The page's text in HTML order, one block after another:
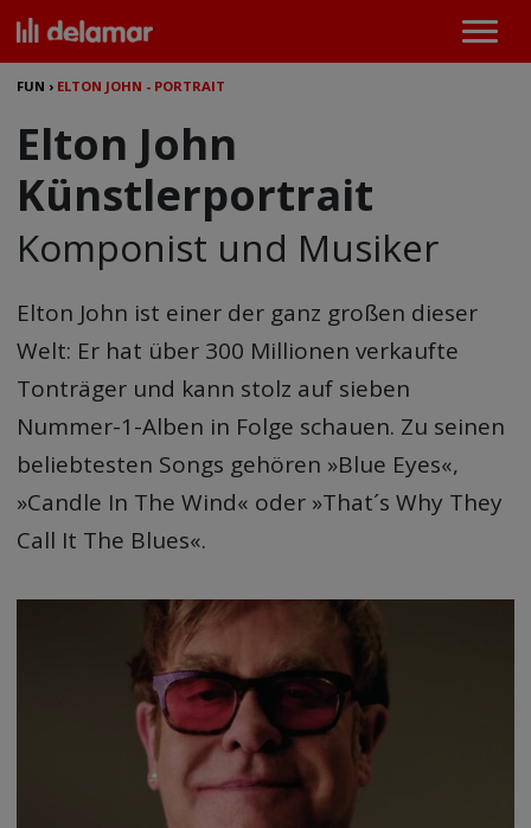
FUN › ELTON JOHN - PORTRAIT
Elton John
Künstlerportrait
Komponist und Musiker
Elton John ist einer der ganz großen dieser
Welt: Er hat über 300 Millionen verkaufte
Tonträger und kann stolz auf sieben
Nummer-1-Alben in Folge schauen. Zu seinen
beliebtesten Songs gehören »Blue Eyes«,
»Candle In The Wind« oder »That´s Why They
Call It The Blues«.